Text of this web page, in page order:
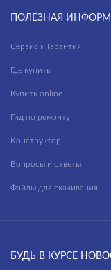
ПОЛЕЗНАЯ
Сервис и Гарантия
Где купить
Купить online
Гид по ремонту
Конструктор
Вопросы и ответы
Файлы для скачивания
БУДЬ В КУРСЕ